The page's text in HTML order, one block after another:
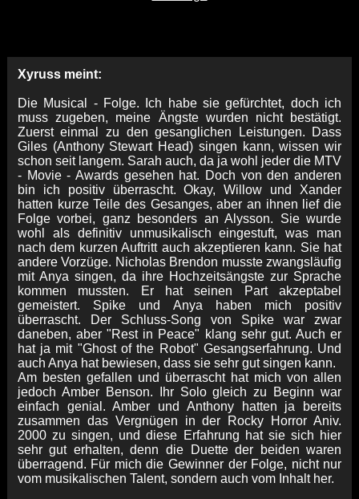
Xyruss meint:
Die Musical - Folge. Ich habe sie gefürchtet, doch ich
muss zugeben, meine Ängste wurden nicht bestätigt.
Zuerst einmal zu den gesanglichen Leistungen. Dass
Giles (Anthony Stewart Head) singen kann, wissen wir
schon seit langem. Sarah auch, da ja wohl jeder die MTV
- Movie - Awards gesehen hat. Doch von den anderen
bin ich positiv überrascht. Okay, Willow und Xander
hatten kurze Teile des Gesanges, aber an ihnen lief die
Folge vorbei, ganz besonders an Alysson. Sie wurde
wohl als definitiv unmusikalisch eingestuft, was man
nach dem kurzen Auftritt auch akzeptieren kann. Sie hat
andere Vorzüge. Nicholas Brendon musste zwangsläufig
mit Anya singen, da ihre Hochzeitsängste zur Sprache
kommen mussten. Er hat seinen Part akzeptabel
gemeistert. Spike und Anya haben mich positiv
überrascht. Der Schluss-Song von Spike war zwar
daneben, aber "Rest in Peace" klang sehr gut. Auch er
hat ja mit "Ghost of the Robot" Gesangserfahrung. Und
auch Anya hat bewiesen, dass sie sehr gut singen kann.
Am besten gefallen und überrascht hat mich von allen
jedoch Amber Benson. Ihr Solo gleich zu Beginn war
einfach genial. Amber und Anthony hatten ja bereits
zusammen das Vergnügen in der Rocky Horror Aniv.
2000 zu singen, und diese Erfahrung hat sie sich hier
sehr gut erhalten, denn die Duette der beiden waren
überragend. Für mich die Gewinner der Folge, nicht nur
vom musikalischen Talent, sondern auch vom Inhalt her.